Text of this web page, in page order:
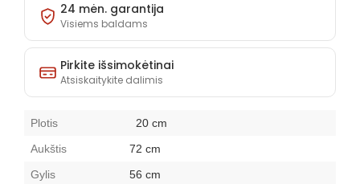
24 mėn. garantija
Visiems baldams
Pirkite išsimokėtinai
Atsiskaitykite dalimis
Plotis
20 cm
Aukštis
72 cm
Gylis
56 cm